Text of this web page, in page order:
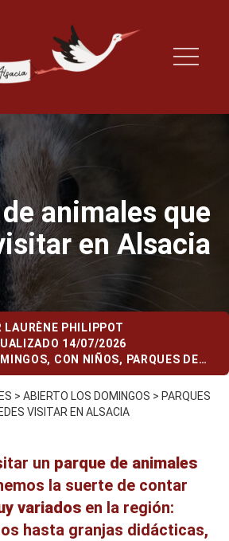
animales que
en Alsacia
LAURÈNE PHILIPPOT
14/07/2026
, CON NIÑOS, PARQUES DE
ANIMALES
> ABIERTO LOS DOMINGOS > PARQUES
VISITAR EN ALSACIA
un parque de animales
la suerte de contar
variados en la región:
hasta granjas didácticas,